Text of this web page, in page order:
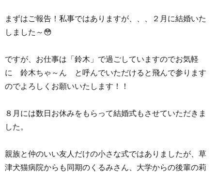
まずはご報告！私事ではありますが、、、２月に結婚いた
しました～😳
ですが、お仕事は「鈴木」で過ごしていますのでお気軽
に 鈴木ちゃ～ん と呼んでいただけると飛んで参ります
のでよろしくお願いいたします！！
８月には数日お休みをもらって結婚式もさせていただきま
した。
親族と仲のいい友人だけの小さな式ではありましたが、草
津犬猫病院からも同期のくるみさん、大学からの後輩の莉